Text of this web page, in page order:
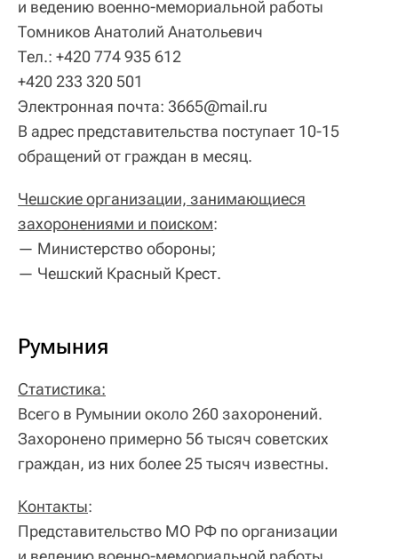
и ведению военно-мемориальной работы
Томников Анатолий Анатольевич
Тел.: +420 774 935 612
+420 233 320 501
Электронная почта: 3665@mail.ru
В адрес представительства поступает 10-15
обращений от граждан в месяц.
Чешские организации, занимающиеся
захоронениями и поиском:
— Министерство обороны;
— Чешский Красный Крест.
Румыния
Статистика:
Всего в Румынии около 260 захоронений.
Захоронено примерно 56 тысяч советских
граждан, из них более 25 тысяч известны.
Контакты:
Представительство МО РФ по организации